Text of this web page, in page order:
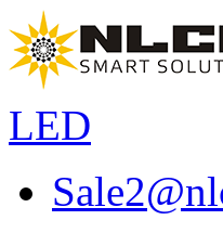
LED
Sale2@